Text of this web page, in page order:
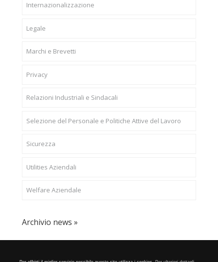
Internazionalizzazione
Legale
Marchi e Brevetti
Privacy
Relazioni Industriali e Sindacali
Selezione del Personale e Politiche Attive del Lavoro
Sicurezza
Utilities Aziendali
Welfare Aziendale
Archivio news »
CONFAPI BRESCIA Via F.Lippi, 30 25134 Brescia P.Iva